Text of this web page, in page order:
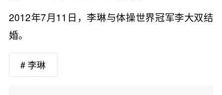
2012年7月11日，李琳与体操世界冠军李大双结
婚。
# 李琳